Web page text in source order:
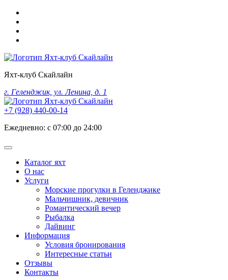
Яхт-клуб Скайлайн
г. Геленджик, ул. Ленина, д. 1
+7 (928) 440-00-14
Ежедневно: с 07:00 до 24:00
Каталог яхт
О нас
Услуги
Морские прогулки в Геленджике
Мальчишник, девичник
Романтический вечер
Рыбалка
Дайвинг
Информация
Условия бронирования
Интересные статьи
Отзывы
Контакты